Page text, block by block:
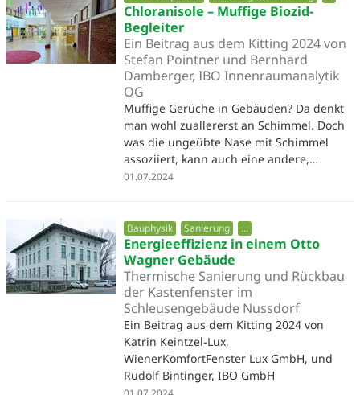
Chloranisole – Muffige Biozid-
Begleiter
Ein Beitrag aus dem Kitting 2024 von
Stefan Pointner und Bernhard
Damberger, IBO Innenraumanalytik
OG
Muffige Gerüche in Gebäuden? Da denkt
man wohl zuallererst an Schimmel. Doch
was die ungeübte Nase mit Schimmel
assoziiert, kann auch eine andere,…
01.07.2024
Bauphysik Sanierung ...
Energieeffizienz in einem Otto
Wagner Gebäude
Thermische Sanierung und Rückbau
der Kastenfenster im
Schleusengebäude Nussdorf
Ein Beitrag aus dem Kitting 2024 von
Katrin Keintzel-Lux,
WienerKomfortFenster Lux GmbH, und
Rudolf Bintinger, IBO GmbH